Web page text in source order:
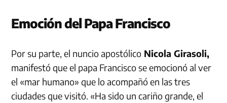
Emoción del Papa Francisco
Por su parte, el nuncio apostólico Nicola Girasoli,
manifestó que el papa Francisco se emocionó al ver
el «mar humano» que lo acompañó en las tres
ciudades que visitó. «Ha sido un cariño grande, el